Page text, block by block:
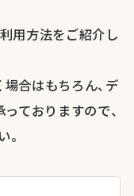
用方法をご紹介し
合はもちろん、デ
ておりますので、
。